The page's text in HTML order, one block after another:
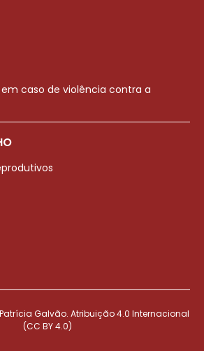
caso de violência contra a
Galvão. Atribuição 4.0 Internacional
(CC BY 4.0)